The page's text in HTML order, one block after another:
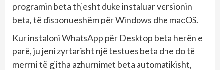
programin beta thjesht duke instaluar versionin
beta, të disponueshëm për Windows dhe macOS.
Kur instaloni WhatsApp për Desktop beta herën e
parë, ju jeni zyrtarisht një testues beta dhe do të
merrni të gjitha azhurnimet beta automatikisht,